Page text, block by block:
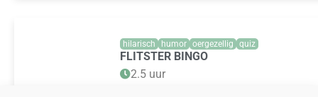
hilarisch humor oergezellig quiz
FLITSTER BINGO
2.5 uur